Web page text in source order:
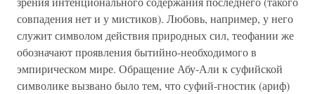
совпадения нет и у мистиков). Любовь, например, у него
служит символом действия природных сил, теофании же
обозначают проявления бытийно-необходимого в
эмпирическом мире. Обращение Абу-Али к суфийской
символике вызвано было тем, что суфий-гностик (ариф)